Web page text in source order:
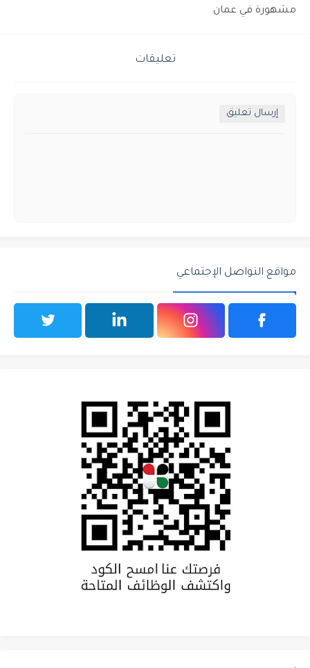
مشهورة في عمان
تعليقات
إرسال تعليق
مواقع التواصل الإجتماعي